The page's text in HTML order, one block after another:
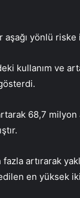
yönlü
kullanım ve
68,7
artırarak
en yüksek